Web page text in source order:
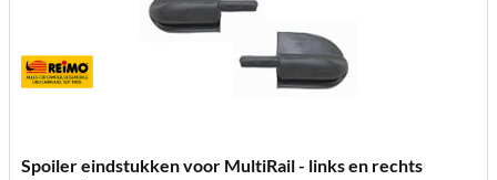
Spoiler eindstukken voor MultiRail - links en rechts